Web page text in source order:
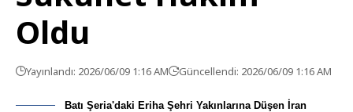
Oldu
Yayınlandı: 2026/06/09 1:16 AM Güncellendi: 2026/06/09 1:16 AM
Batı Şeria'daki Eriha Şehri Yakınlarına Düşen İran